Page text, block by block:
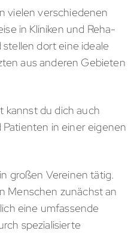
vielen verschiedenen
in Kliniken und Reha-
dort eine ideale
aus anderen Gebieten
kannst du dich auch
in einer eigenen
großen Vereinen tätig.
Menschen zunächst an
eine umfassende
spezialisierte